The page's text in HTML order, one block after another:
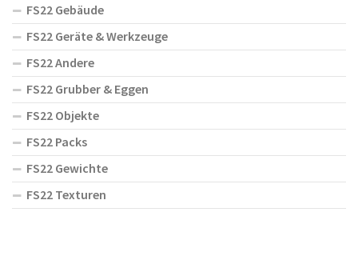
FS22 Gebäude
FS22 Geräte & Werkzeuge
FS22 Andere
FS22 Grubber & Eggen
FS22 Objekte
FS22 Packs
FS22 Gewichte
FS22 Texturen